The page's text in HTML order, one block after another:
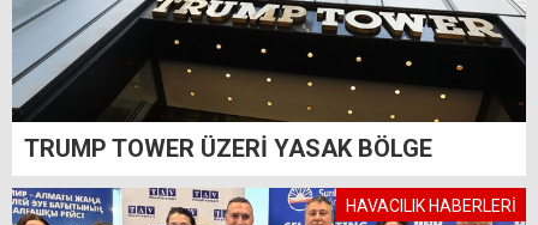
TRUMP TOWER ÜZERİ YASAK BÖLGE
HAVACILIK HABERLERİ